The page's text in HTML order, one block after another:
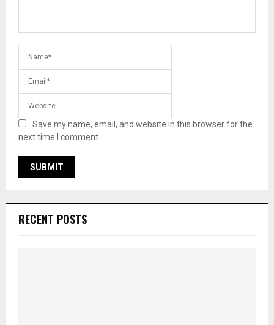
Save my name, email, and website in this browser for the
next time I comment.
RECENT POSTS